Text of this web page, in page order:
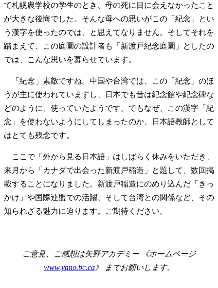
て札幌農学校の学生のとき、母の死に目に会えなかったこと
が大きな後悔でした。そんな母への思いがこの「紀念」とい
う漢字を使ったのでは、と思えてなりません。そしてそれを
踏まえて、この庭園の設計者も「新渡戸紀念庭園」としたの
では、こんな思いを募らせています。
「紀念」素敵ですね。中国や台湾では、この「紀念」のほ
うが主に使われていますし、日本でも昔は紀念館や紀念碑な
どのように、使っていたようです。でもなぜ、この漢字「紀
念」を使わないようにしてしまったのか、日本語教師として
はとても残念です。
ここで「外から見る日本語」はしばらく休みをいただき、
来月から「カナダで出会った新渡戸稲造」と題して、数回掲
載することになりました。新渡戸稲造にのめり込んだ「きっ
かけ」や国際連盟での活躍、そして台湾との関係など、その
知られざる魅力に迫ります。ご期待ください。
ご意見、ご感想は矢野アカデミー 《ホームページ
www.yano.bc.ca》 までお願いします。